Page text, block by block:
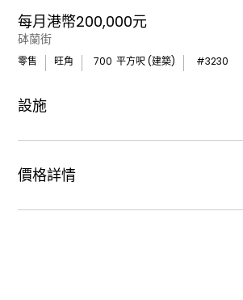
每月港幣200,000元
砵蘭街
零售 旺角 700 平方呎 (建築) #3230
設施
價格詳情
租金價格 : 每月港幣200,000元